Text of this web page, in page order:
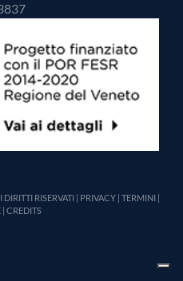
RISERVATI | PRIVACY| TERMINI|
| CREDITS